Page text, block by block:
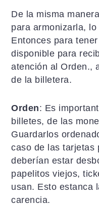
De la misma
para armonizarla,
Entonces para
disponible para
atención al Orden.,
de la billetera.
Orden: Es
billetes, de las
Guardarlos
caso de las tarjetas
deberían estar
papelitos viejos,
usan. Esto estanca
carencia.